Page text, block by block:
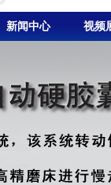
新闻中心 视频